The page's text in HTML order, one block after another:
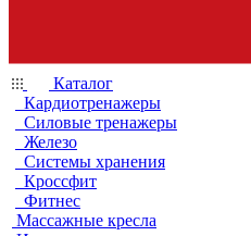
Каталог
Кардиотренажеры
Силовые тренажеры
Железо
Системы хранения
Кроссфит
Фитнес
Массажные кресла